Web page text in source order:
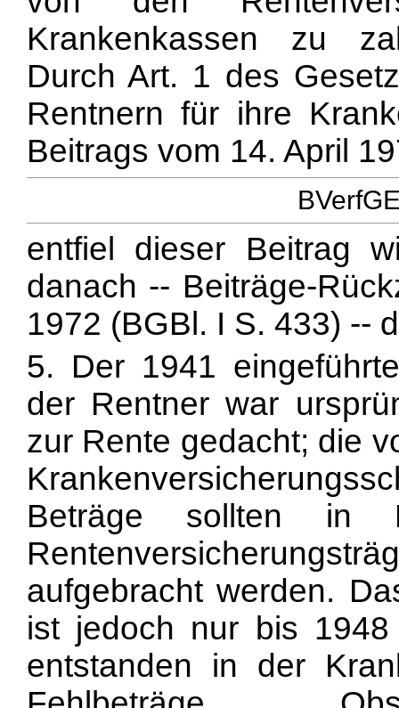
Krankenkassen zu
Durch Art. 1 des
Rentnern für ihre
Beitrags vom 14. April
entfiel dieser Beitrag
danach -- Beiträge-
1972 (BGBl. I S. 433) --
5. Der 1941
der Rentner war
zur Rente gedacht; die
Beträge sollten in
aufgebracht werden.
ist jedoch nur bis
entstanden in der